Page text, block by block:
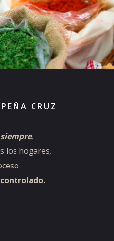
CRUZ
los hogares,